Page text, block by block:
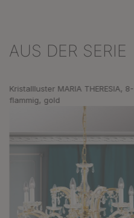
Produktgalerie überspringen
AUS DER SERIE
Kristallluster MARIA THERESIA, 8-
flammig, gold